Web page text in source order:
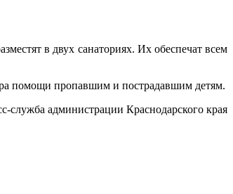
в двух санаториях. Их обеспечат всем
помощи пропавшим и пострадавшим детям.
служба администрации Краснодарского края